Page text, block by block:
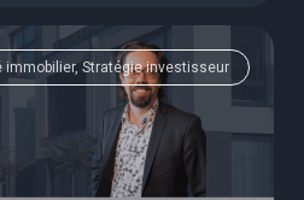
immobilier, Stratégie investisseur